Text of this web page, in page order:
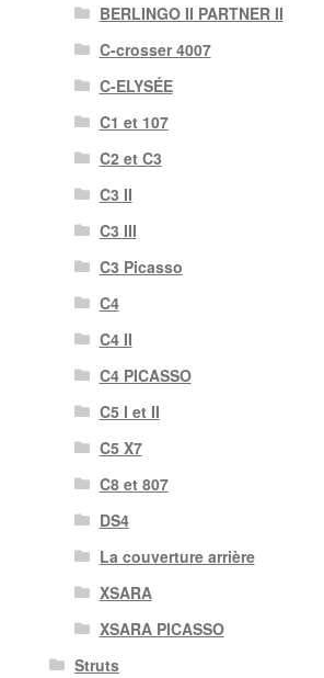
BERLINGO II PARTNER II
C-crosser 4007
C-ELYSÉE
C1 et 107
C2 et C3
C3 II
C3 III
C3 Picasso
C4
C4 II
C4 PICASSO
C5 I et II
C5 X7
C8 et 807
DS4
La couverture arrière
XSARA
XSARA PICASSO
Struts